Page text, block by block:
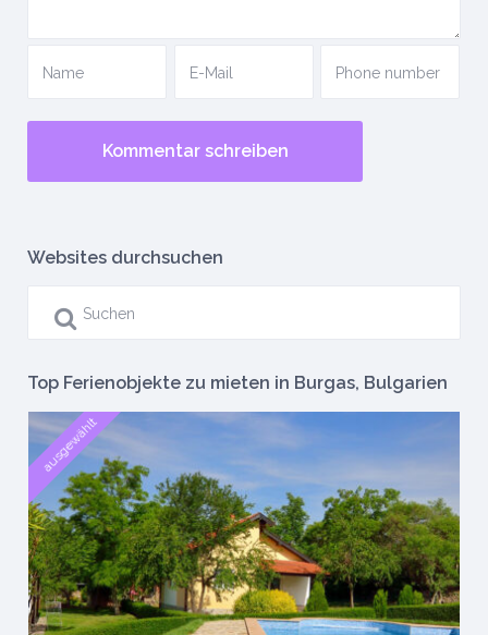
Websites durchsuchen
Top Ferienobjekte zu mieten in Burgas, Bulgarien
ausgewählt